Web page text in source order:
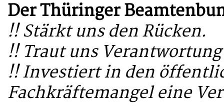
Der Thüringer
!! Stärkt uns den Rücken.
!! Traut uns
!! Investiert in den
Fachkräftemangel eine